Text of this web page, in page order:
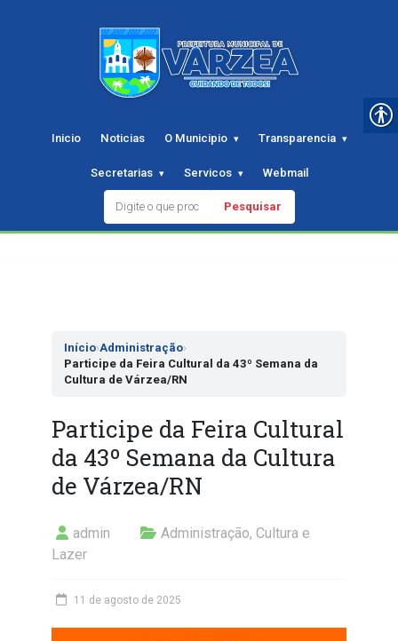
Inicio Noticias O Municipio Transparencia
Secretarias Servicos Webmail
Pesquisar
Início›Administração›
Participe da Feira Cultural da 43º Semana da
Cultura de Várzea/RN
Participe da Feira Cultural
da 43º Semana da Cultura
de Várzea/RN
admin Administração, Cultura e
Lazer
11 de agosto de 2025